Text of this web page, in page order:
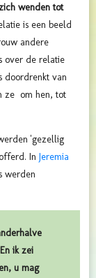
wenden tot
is een beeld
andere
over de relatie
doordrenkt van
ze om hen, tot
'gezellig
In Jeremia
werden
ik zei
u mag